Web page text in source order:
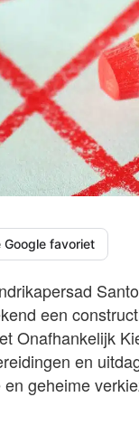
Google favoriet
een
Onafhankelijk
en
geheime